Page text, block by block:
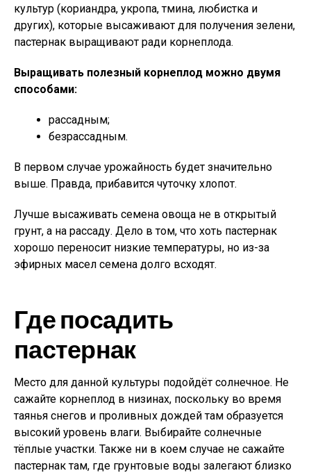
культур (кориандра, укропа, тмина, любистка и
других), которые высаживают для получения зелени,
пастернак выращивают ради корнеплода.
Выращивать полезный корнеплод можно двумя
способами:
рассадным;
безрассадным.
В первом случае урожайность будет значительно
выше. Правда, прибавится чуточку хлопот.
Лучше высаживать семена овоща не в открытый
грунт, а на рассаду. Дело в том, что хоть пастернак
хорошо переносит низкие температуры, но из-за
эфирных масел семена долго всходят.
Где посадить
пастернак
Место для данной культуры подойдёт солнечное. Не
сажайте корнеплод в низинах, поскольку во время
таянья снегов и проливных дождей там образуется
высокий уровень влаги. Выбирайте солнечные
тёплые участки. Также ни в коем случае не сажайте
пастернак там, где грунтовые воды залегают близко